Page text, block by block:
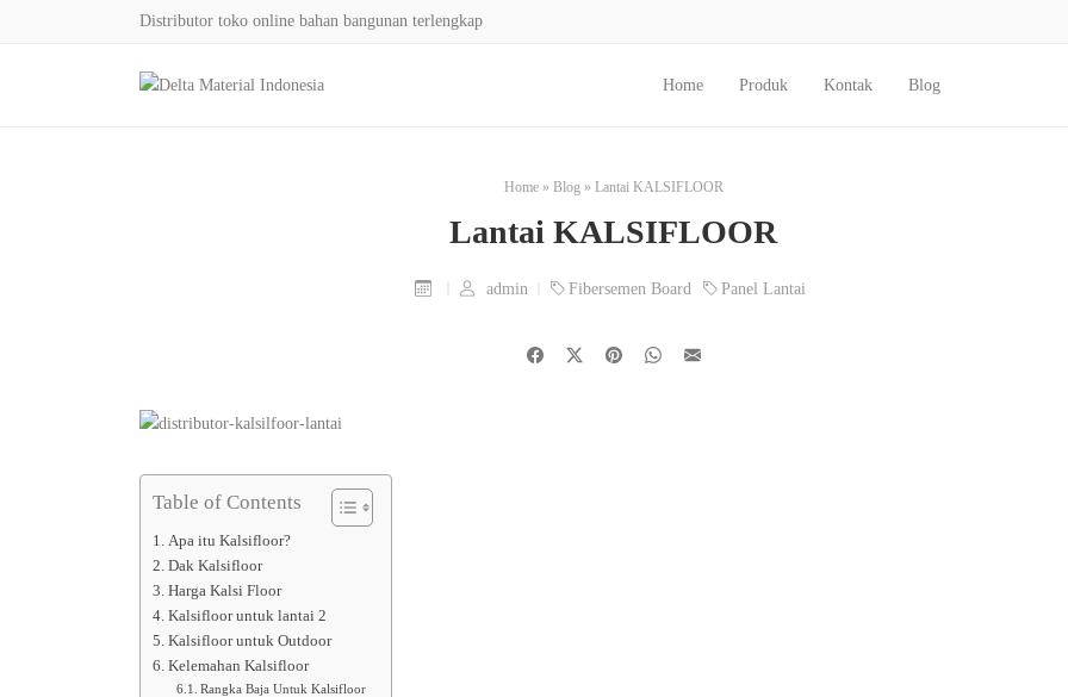
Distributor toko online bahan bangunan terlengkap
Home Produk Kontak Blog
Home» Blog» Lantai KALSIFLOOR
Lantai KALSIFLOOR
admin Fibersemen Board Panel Lantai
Table of Contents
Apa itu Kalsifloor?
Dak Kalsifloor
Harga Kalsi Floor
Kalsifloor untuk lantai 2
Kalsifloor untuk Outdoor
Kelemahan Kalsifloor
Rangka Baja Untuk Kalsifloor